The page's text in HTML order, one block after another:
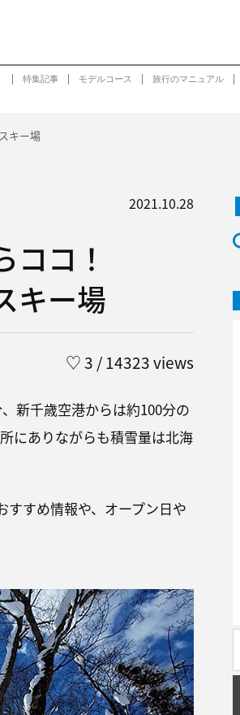
特集記事 モデルコース 旅行のマニュアル
キー場
2021.10.28
コ！
キー場
♡3 / 14323 views
新千歳空港からは約100分の
にありながらも積雪量は北海
すすめ情報や、オープン日や